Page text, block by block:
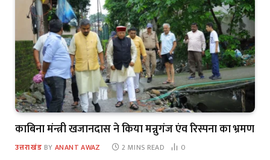
काबिना मंन्त्री खजानदास ने किया मन्नुगंज एंव रिस्पना का भ्रमण
उत्तराखंड BY ANANT AWAZ 2 MINS READ 0